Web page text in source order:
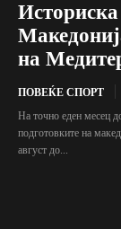
на
ПОВЕЌЕ СПОРТ
На точно еден месец
подготовките на
август до...